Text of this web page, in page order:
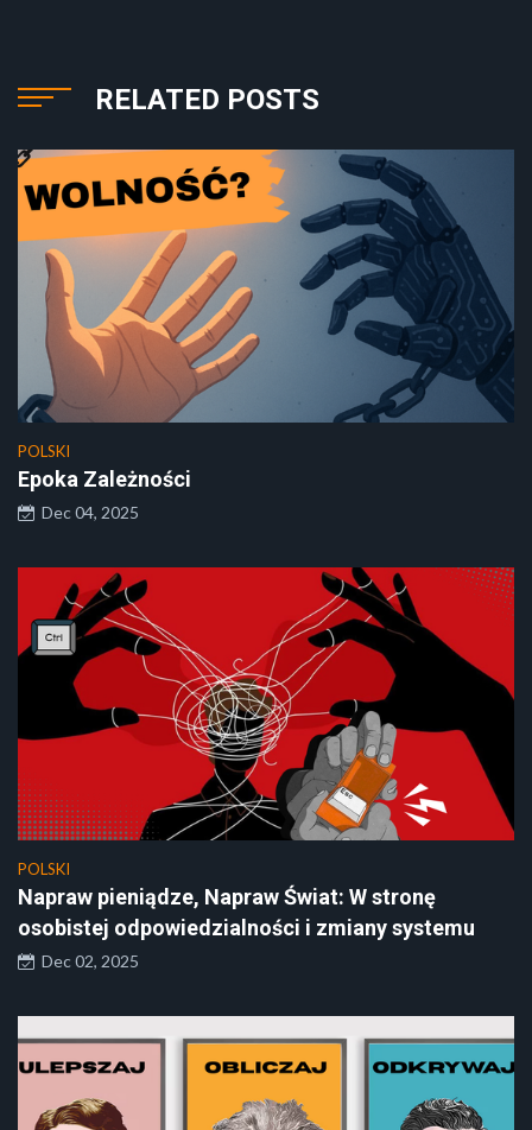
RELATED POSTS
POLSKI
Epoka Zależności
Dec 04, 2025
POLSKI
Napraw pieniądze, Napraw Świat: W stronę
osobistej odpowiedzialności i zmiany systemu
Dec 02, 2025